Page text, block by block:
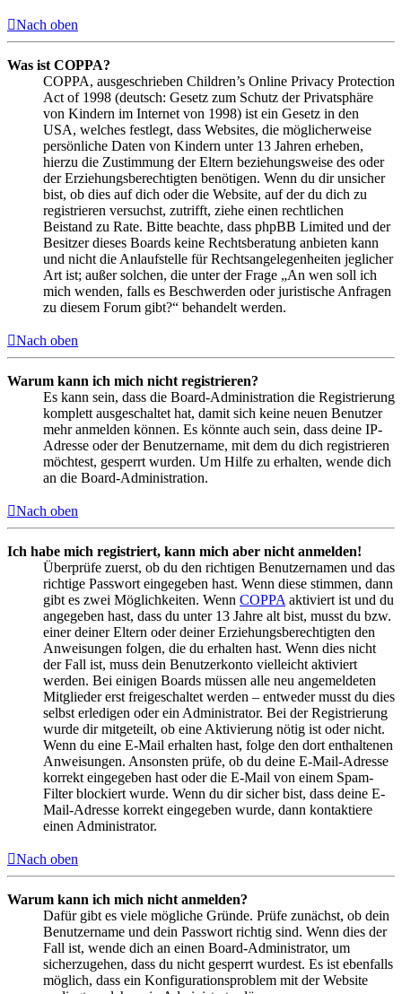
Nach oben
Was ist COPPA?
COPPA, ausgeschrieben Children’s Online Privacy Protection
Act of 1998 (deutsch: Gesetz zum Schutz der Privatsphäre
von Kindern im Internet von 1998) ist ein Gesetz in den
USA, welches festlegt, dass Websites, die möglicherweise
persönliche Daten von Kindern unter 13 Jahren erheben,
hierzu die Zustimmung der Eltern beziehungsweise des oder
der Erziehungsberechtigten benötigen. Wenn du dir unsicher
bist, ob dies auf dich oder die Website, auf der du dich zu
registrieren versuchst, zutrifft, ziehe einen rechtlichen
Beistand zu Rate. Bitte beachte, dass phpBB Limited und der
Besitzer dieses Boards keine Rechtsberatung anbieten kann
und nicht die Anlaufstelle für Rechtsangelegenheiten jeglicher
Art ist; außer solchen, die unter der Frage „An wen soll ich
mich wenden, falls es Beschwerden oder juristische Anfragen
zu diesem Forum gibt?“ behandelt werden.
Nach oben
Warum kann ich mich nicht registrieren?
Es kann sein, dass die Board-Administration die Registrierung
komplett ausgeschaltet hat, damit sich keine neuen Benutzer
mehr anmelden können. Es könnte auch sein, dass deine IP-
Adresse oder der Benutzername, mit dem du dich registrieren
möchtest, gesperrt wurden. Um Hilfe zu erhalten, wende dich
an die Board-Administration.
Nach oben
Ich habe mich registriert, kann mich aber nicht anmelden!
Überprüfe zuerst, ob du den richtigen Benutzernamen und das
richtige Passwort eingegeben hast. Wenn diese stimmen, dann
gibt es zwei Möglichkeiten. Wenn COPPA aktiviert ist und du
angegeben hast, dass du unter 13 Jahre alt bist, musst du bzw.
einer deiner Eltern oder deiner Erziehungsberechtigten den
Anweisungen folgen, die du erhalten hast. Wenn dies nicht
der Fall ist, muss dein Benutzerkonto vielleicht aktiviert
werden. Bei einigen Boards müssen alle neu angemeldeten
Mitglieder erst freigeschaltet werden – entweder musst du dies
selbst erledigen oder ein Administrator. Bei der Registrierung
wurde dir mitgeteilt, ob eine Aktivierung nötig ist oder nicht.
Wenn du eine E-Mail erhalten hast, folge den dort enthaltenen
Anweisungen. Ansonsten prüfe, ob du deine E-Mail-Adresse
korrekt eingegeben hast oder die E-Mail von einem Spam-
Filter blockiert wurde. Wenn du dir sicher bist, dass deine E-
Mail-Adresse korrekt eingegeben wurde, dann kontaktiere
einen Administrator.
Nach oben
Warum kann ich mich nicht anmelden?
Dafür gibt es viele mögliche Gründe. Prüfe zunächst, ob dein
Benutzername und dein Passwort richtig sind. Wenn dies der
Fall ist, wende dich an einen Board-Administrator, um
sicherzugehen, dass du nicht gesperrt wurdest. Es ist ebenfalls
möglich, dass ein Konfigurationsproblem mit der Website